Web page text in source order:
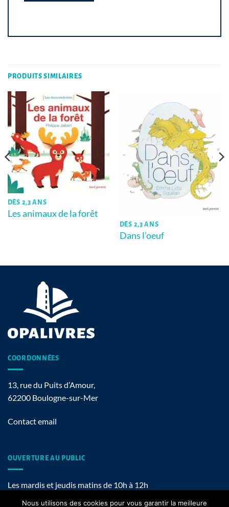
PRODUITS SIMILAIRES
DÈS 2,3 ANS
Les animaux de la forêt
DÈS 2,3 ANS
Dans l’oeuf
COORDONNÉES
13, rue du Puits d’Amour,
62200 Boulogne-sur-Mer
Contact email
OUVERTURE AU PUBLIC
Les mardis et jeudis matins de 10h à 12h
Nous utilisons des cookies pour vous garantir la meilleure